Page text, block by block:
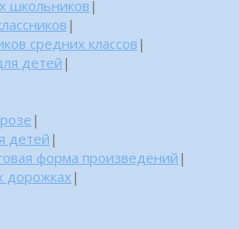
школьников |
|
средних классов |
детей |
|
детей |
форма произведений |
дорожках|